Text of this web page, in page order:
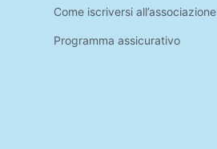
Come iscriversi all’associazione
Programma assicurativo